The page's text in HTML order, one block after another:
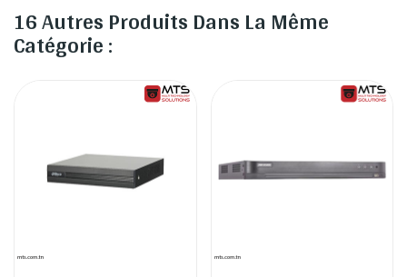
16 Autres Produits Dans La Même
Catégorie :